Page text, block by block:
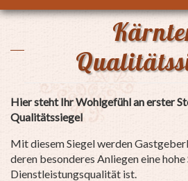
Hier steht Ihr Wohlgefühl an erster
Qualitätssiegel
Mit diesem Siegel werden
deren besonderes Anliegen eine
Dienstleistungsqualität ist.